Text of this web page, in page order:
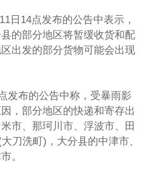
日14点发布的公告中表示，
的部分地区将暂缓收货和配
出发的部分货物可能会出现
发布的公告中称，受暴雨影
，部分地区的快递和寄存出
市、那珂川市、浮波市、田
刀洗町)，大分县的中津市、
。